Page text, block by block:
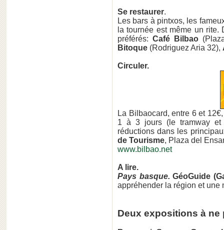
Se restaurer.
Les bars à pintxos, les
la tournée est même un
préférés: Café Bilbao
Bitoque (Rodriguez Aria 32),
Circuler.
La Bilbaocard, entre 6 et
1 à 3 jours (le tramway et
réductions dans les
de Tourisme, Plaza del
www.bilbao.net
A lire.
Pays basque. GéoGuide
appréhender la région et une
Deux expositions à ne